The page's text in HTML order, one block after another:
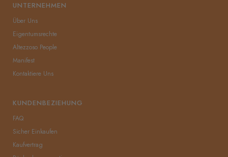
dokusu ve dayanaklı yapısı sayesinde Senna
deri sürücü eldiveni konforunuzdan taviz
vermeden ve formu bozulmadan uzun yıllar
[TÜM PARMAKLARDA SMART
TOUCHSCREEN™ ÖZELLİĞİ] Cep
telefonunuzu tüm parmaklarınıza
bu özelliğini ömür boyu kullanmanıza olanak
kullanmak yerine, kendi özel ve üst kalitede
ki Touchscreen formülünü deri ham
haldeyken işlentiye ekler ve deri dolaplarında
UNTERNEHMEN
Über Uns
Eigentumsrechte
Altezzoso People
Manifest
Kontaktiere Uns
KUNDENBEZIEHUNG
FAQ
Sicher Einkaufen
Kaufvertrag